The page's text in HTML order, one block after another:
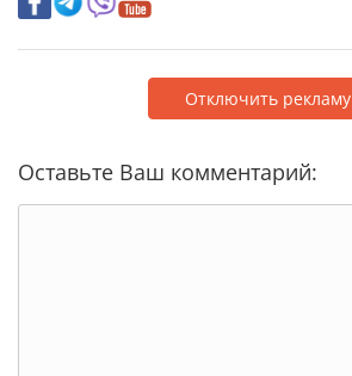
Отключить рекламу
Оставьте Ваш комментарий: